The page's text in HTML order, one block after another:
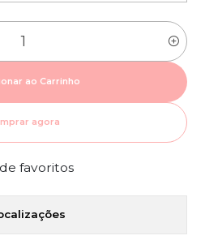
ao Carrinho
agora
favoritos